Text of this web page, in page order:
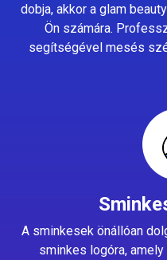
dobja, akkor a glam
Ön számára.
segítségével mesés
A sminkesek önállóan
sminkes logóra,